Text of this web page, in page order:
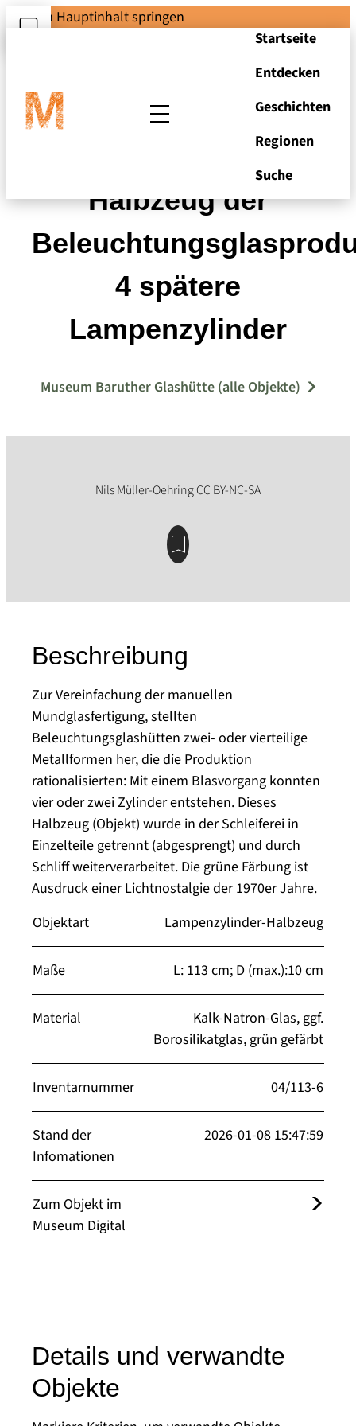
Zum Hauptinhalt springen
Startseite
Entdecken
Geschichten
Regionen
Suche
Fertigungshalbzeug.
Halbzeug der
4 spätere
Lampenzylinder
Museum Baruther Glashütte (alle Objekte)
Beschreibung
Zur Vereinfachung der manuellen
Mundglasfertigung, stellten
Beleuchtungsglashütten zwei- oder vierteilige
Metallformen her, die die Produktion
rationalisierten: Mit einem Blasvorgang konnten
vier oder zwei Zylinder entstehen. Dieses
Halbzeug (Objekt) wurde in der Schleiferei in
Einzelteile getrennt (abgesprengt) und durch
Schliff weiterverarbeitet. Die grüne Färbung ist
Ausdruck einer Lichtnostalgie der 1970er Jahre.
Objektart
Lampenzylinder-Halbzeug
Maße L: 113 cm; D (max.):10 cm
Material
Kalk-Natron-Glas, ggf.
Borosilikatglas, grün gefärbt
Inventarnummer 04/113-6
Stand der
Infomationen
2026-01-08 15:47:59
Zum Objekt im
Museum Digital
Details und verwandte
Objekte